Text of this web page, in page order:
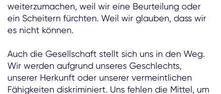
weiterzumachen, weil wir eine Beurteilung oder
ein Scheitern fürchten. Weil wir glauben, dass wir
es nicht können.
Auch die Gesellschaft stellt sich uns in den Weg.
Wir werden aufgrund unseres Geschlechts,
unserer Herkunft oder unserer vermeintlichen
Fähigkeiten diskriminiert. Uns fehlen die Mittel, um